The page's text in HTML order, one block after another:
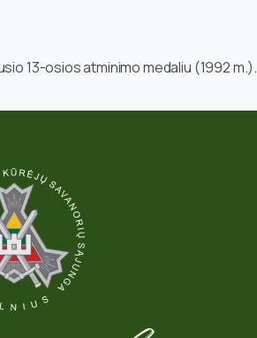
13-osios atminimo medaliu (1992 m.).